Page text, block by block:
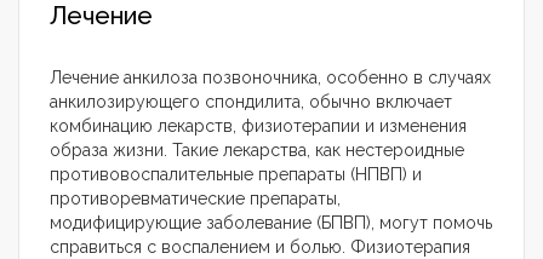
Лечение
Лечение анкилоза позвоночника, особенно в случаях
анкилозирующего спондилита, обычно включает
комбинацию лекарств, физиотерапии и изменения
образа жизни. Такие лекарства, как нестероидные
противовоспалительные препараты (НПВП) и
противоревматические препараты,
модифицирующие заболевание (БПВП), могут помочь
справиться с воспалением и болью. Физиотерапия